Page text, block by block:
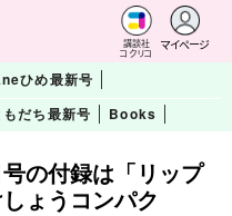
講談社
コクリコ
マイページ
ひめ最新号
もだち最新号 Books
の付録は「リップ
ょうコンパク